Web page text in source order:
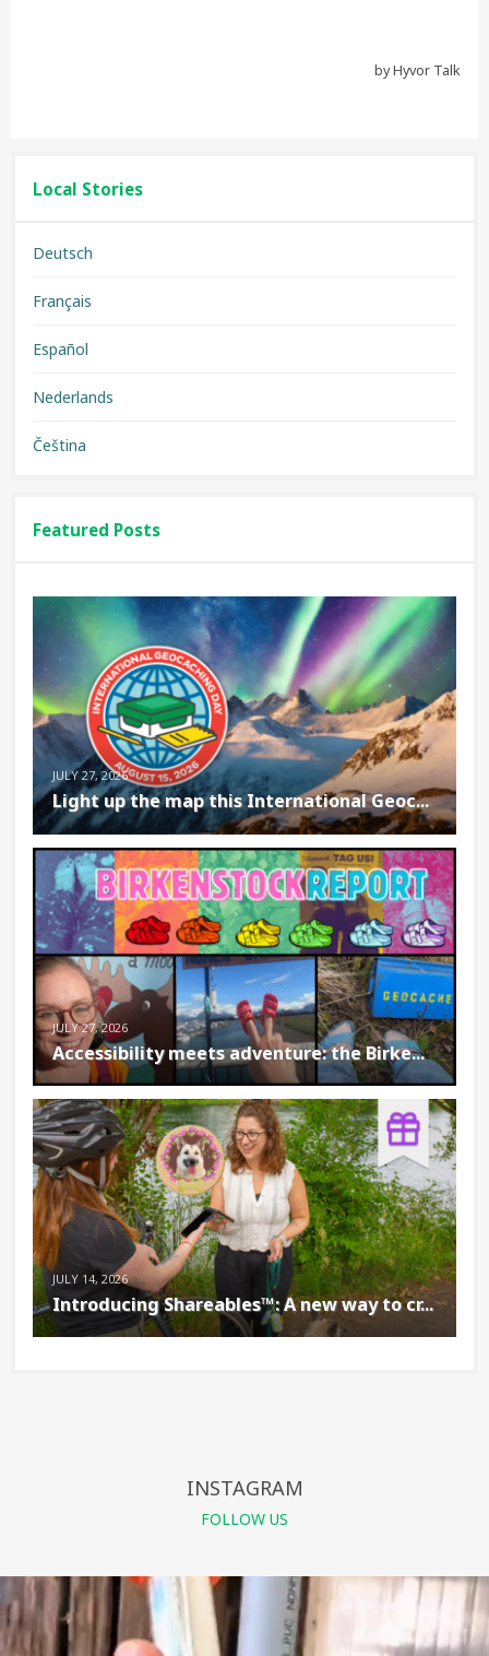
Local Stories
Deutsch
Français
Español
Nederlands
Čeština
Featured Posts
JULY 27, 2026
Light up the map this International Geoc...
JULY 27, 2026
Accessibility meets adventure: the Birke...
JULY 14, 2026
Introducing Shareables™: A new way to cr...
INSTAGRAM
FOLLOW US